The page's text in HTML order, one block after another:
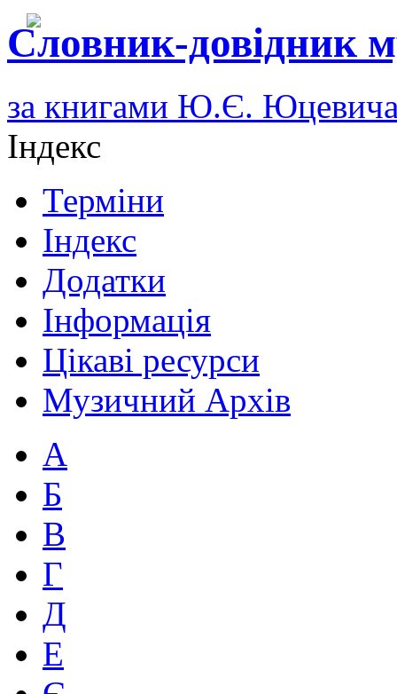
Словник-довідник
за книгами Ю.Є.
Індекс
Терміни
Індекс
Додатки
Інформація
Цікаві ресурси
Музичний Архів
А
Б
В
Г
Д
Е